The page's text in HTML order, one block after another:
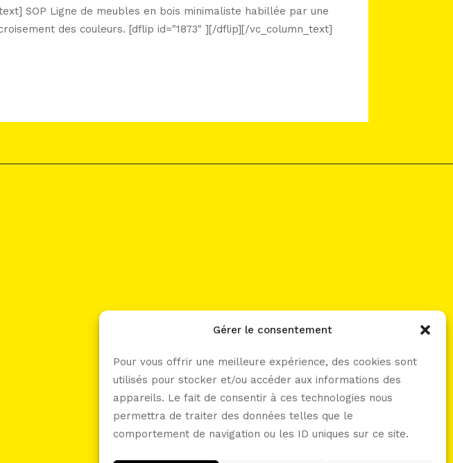
Gérer le consentement
Pour vous offrir une meilleure expérience, des cookies sont
utilisés pour stocker et/ou accéder aux informations des
appareils. Le fait de consentir à ces technologies nous
permettra de traiter des données telles que le
comportement de navigation ou les ID uniques sur ce site.
SOP Ligne de meubles en bois minimaliste habillée par une
des couleurs. [dflip id="1873" ][/dflip][/vc_column_text]
let’s connect -----